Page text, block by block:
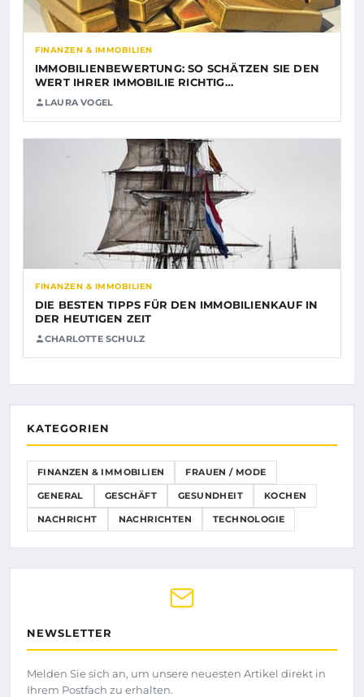
FINANZEN & IMMOBILIEN
IMMOBILIENBEWERTUNG: SO SCHÄTZEN SIE DEN
WERT IHRER IMMOBILIE RICHTIG…
LAURA VOGEL
FINANZEN & IMMOBILIEN
DIE BESTEN TIPPS FÜR DEN IMMOBILIENKAUF IN
DER HEUTIGEN ZEIT
CHARLOTTE SCHULZ
KATEGORIEN
FINANZEN & IMMOBILIEN FRAUEN / MODE
GENERAL GESCHÄFT GESUNDHEIT KOCHEN
NACHRICHT NACHRICHTEN TECHNOLOGIE
NEWSLETTER
Melden Sie sich an, um unsere neuesten Artikel direkt in
Ihrem Postfach zu erhalten.